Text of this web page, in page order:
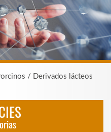
/ Derivados lácteos